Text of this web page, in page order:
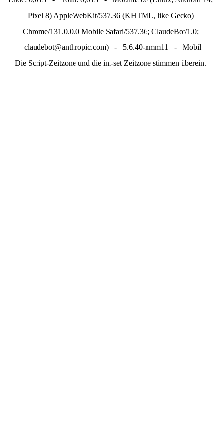
Pixel 8) AppleWebKit/537.36 (KHTML, like Gecko)
Chrome/131.0.0.0 Mobile Safari/537.36; ClaudeBot/1.0;
+claudebot@anthropic.com) - 5.6.40-nmm11 - Mobil
Die Script-Zeitzone und die ini-set Zeitzone stimmen überein.